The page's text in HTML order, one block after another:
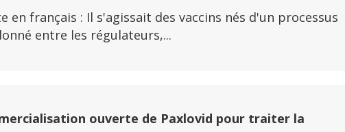
français : Il s'agissait des vaccins nés d'un processus
entre les régulateurs,...
ouverte de Paxlovid pour traiter la